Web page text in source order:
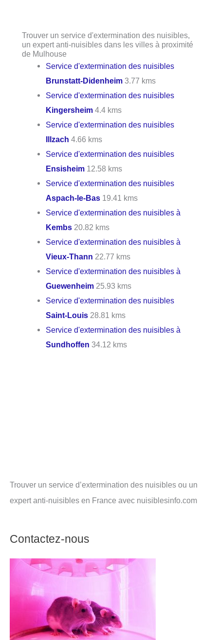
Trouver un service d'extermination des nuisibles,
un expert anti-nuisibles dans les villes à proximité
de Mulhouse
Service d'extermination des nuisibles
Brunstatt-Didenheim 3.77 kms
Service d'extermination des nuisibles
Kingersheim 4.4 kms
Service d'extermination des nuisibles
Illzach 4.66 kms
Service d'extermination des nuisibles
Ensisheim 12.58 kms
Service d'extermination des nuisibles
Aspach-le-Bas 19.41 kms
Service d'extermination des nuisibles à
Kembs 20.82 kms
Service d'extermination des nuisibles à
Vieux-Thann 22.77 kms
Service d'extermination des nuisibles à
Guewenheim 25.93 kms
Service d'extermination des nuisibles
Saint-Louis 28.81 kms
Service d'extermination des nuisibles à
Sundhoffen 34.12 kms
Trouver un service d’extermination des nuisibles ou un
expert anti-nuisibles en France avec nuisiblesinfo.com
Contactez-nous